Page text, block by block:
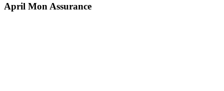
April Mon Assurance